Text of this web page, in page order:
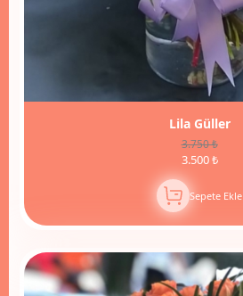
Lila Güller
3.750 ₺
3.500 ₺
Sepete Ekle